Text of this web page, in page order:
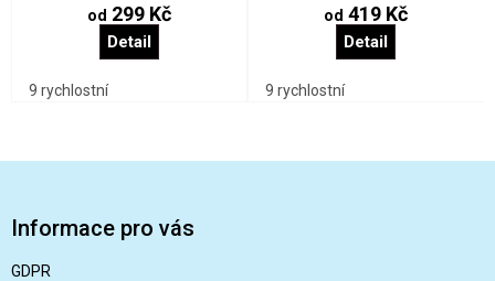
od 299 Kč
Detail
9 rychlostní
od 419 Kč
Detail
9 rychlostní
Informace pro vás
GDPR